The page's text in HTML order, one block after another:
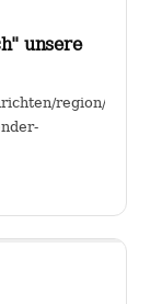
unsere
region/Warum-